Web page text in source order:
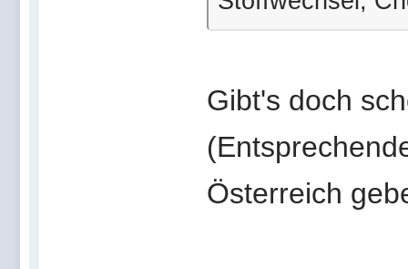
Gibt's doch
Österreich